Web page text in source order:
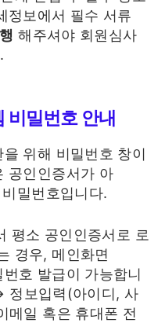
정보에서 필수 서류
해주셔야 회원심사
비밀번호 안내
위해 비밀번호 창이
공인인증서가 아
밀번호입니다.
평소 공인인증서로 로
경우, 메인화면
번호 발급이 가능합니
정보입력(아이디, 사
메일 혹은 휴대폰 전